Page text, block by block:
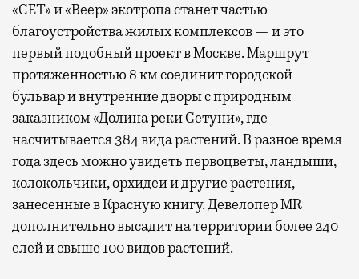
«СЕТ» и «Веер» экотропа станет частью
благоустройства жилых комплексов — и это
первый подобный проект в Москве. Маршрут
протяженностью 8 км соединит городской
бульвар и внутренние дворы с природным
заказником «Долина реки Сетуни», где
насчитывается 384 вида растений. В разное время
года здесь можно увидеть первоцветы, ландыши,
колокольчики, орхидеи и другие растения,
занесенные в Красную книгу. Девелопер MR
дополнительно высадит на территории более 240
елей и свыше 100 видов растений.